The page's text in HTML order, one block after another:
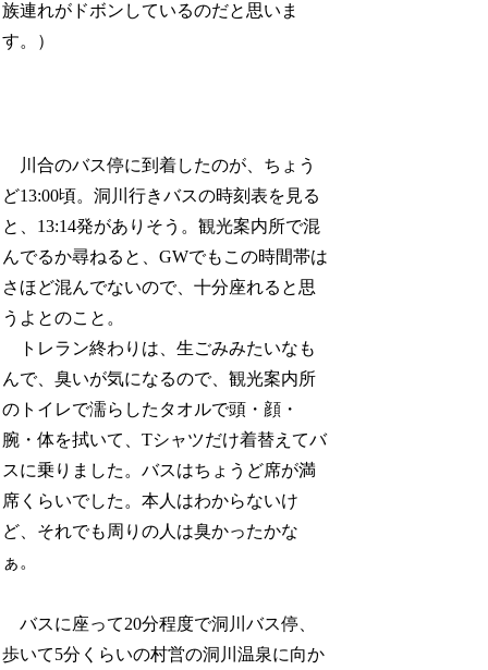
族連れがドボンしているのだと思いま
す。）
川合のバス停に到着したのが、ちょう
ど13:00頃。洞川行きバスの時刻表を見る
と、13:14発がありそう。観光案内所で混
んでるか尋ねると、GWでもこの時間帯は
さほど混んでないので、十分座れると思
うよとのこと。
トレラン終わりは、生ごみみたいなも
んで、臭いが気になるので、観光案内所
のトイレで濡らしたタオルで頭・顔・
腕・体を拭いて、Tシャツだけ着替えてバ
スに乗りました。バスはちょうど席が満
席くらいでした。本人はわからないけ
ど、それでも周りの人は臭かったかな
ぁ。
バスに座って20分程度で洞川バス停、
歩いて5分くらいの村営の洞川温泉に向か